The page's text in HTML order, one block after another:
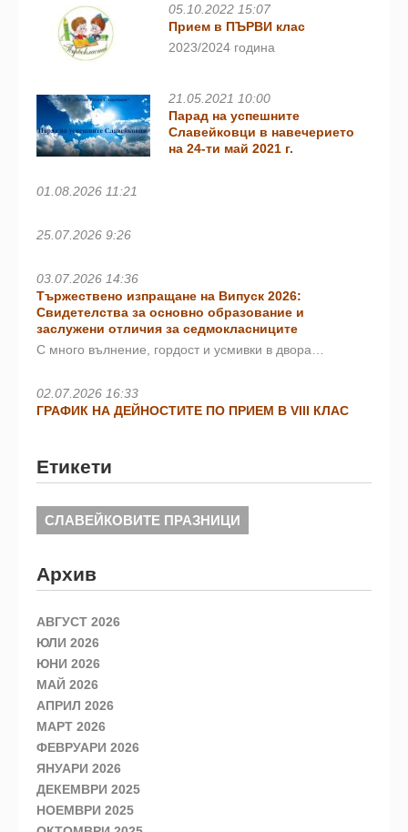
05.10.2022 15:07
Прием в ПЪРВИ клас
2023/2024 година
21.05.2021 10:00
Парад на успешните
Славейковци в навечерието
на 24-ти май 2021 г.
01.08.2026 11:21
25.07.2026 9:26
03.07.2026 14:36
Тържествено изпращане на Випуск 2026:
Свидетелства за основно образование и
заслужени отличия за седмокласниците
С много вълнение, гордост и усмивки в двора…
02.07.2026 16:33
ГРАФИК НА ДЕЙНОСТИТЕ ПО ПРИЕМ В VIII КЛАС
Етикети
СЛАВЕЙКОВИТЕ ПРАЗНИЦИ
Архив
АВГУСТ 2026
ЮЛИ 2026
ЮНИ 2026
МАЙ 2026
АПРИЛ 2026
МАРТ 2026
ФЕВРУАРИ 2026
ЯНУАРИ 2026
ДЕКЕМВРИ 2025
НОЕМВРИ 2025